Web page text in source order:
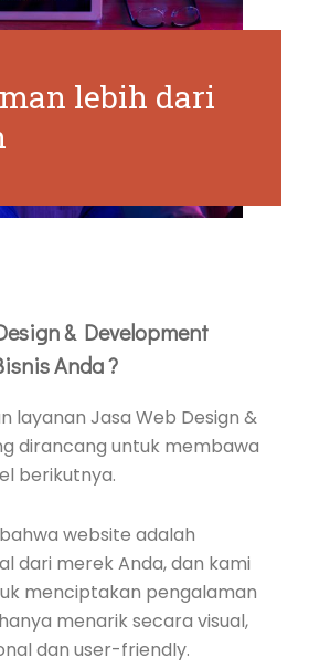
lebih dari
& Development
Anda ?
layanan Jasa Web Design &
dirancang untuk membawa
berikutnya.
website adalah
dari merek Anda, dan kami
menciptakan pengalaman
menarik secara visual,
dan user-friendly.